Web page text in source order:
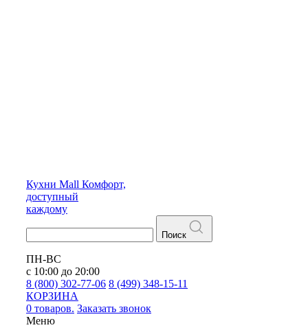
Кухни Mall Комфорт,
доступный
каждому
Поиск
ПН-ВС
с 10:00 до 20:00
8 (800) 302-77-06 8 (499) 348-15-11
КОРЗИНА
0 товаров. Заказать звонок
Меню